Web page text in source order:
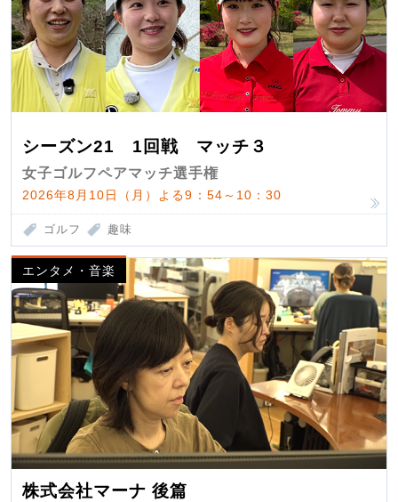
シーズン21 1回戦 マッチ３
女子ゴルフペアマッチ選手権
2026年8月10日（月）よる9：54～10：30
ゴルフ 趣味
エンタメ・音楽
株式会社マーナ 後篇